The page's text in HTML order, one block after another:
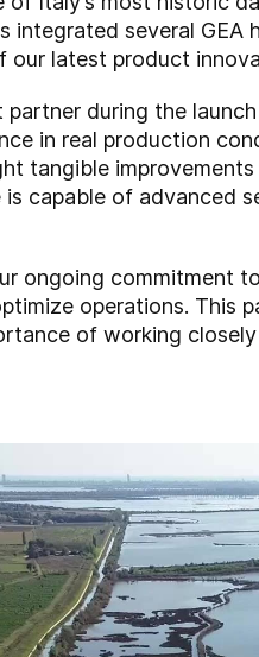
integrated several
latest product
during the
in real production
tangible
is capable of advanced
ongoing commitment
operations. This
of working